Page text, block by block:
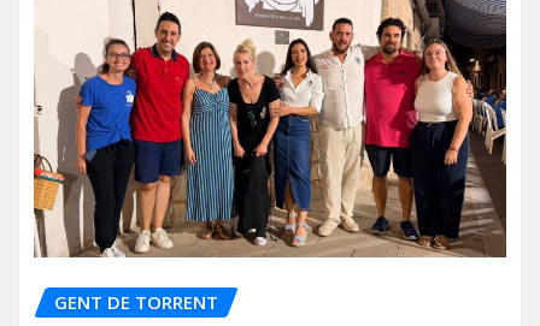
GENT DE TORRENT